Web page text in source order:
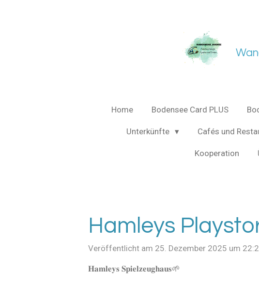
Home Bodensee Card PLUS
Unterkünfte Cafés und
Kooperation
Hamleys
Veröffentlicht am 25. Dezember 2025 um
𝐇𝐚𝐦𝐥𝐞𝐲𝐬 𝐒𝐩𝐢𝐞𝐥𝐳𝐞𝐮𝐠𝐡𝐚𝐮𝐬🌱